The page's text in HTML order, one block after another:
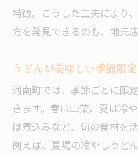
特徴。こうした工夫により
方を発見できるのも、地元
うどんが美味しい季節限
河南町では、季節ごとに限
きます。春は山菜、夏は冷
は煮込みなど、旬の食材を
例えば、夏場の冷やしうど